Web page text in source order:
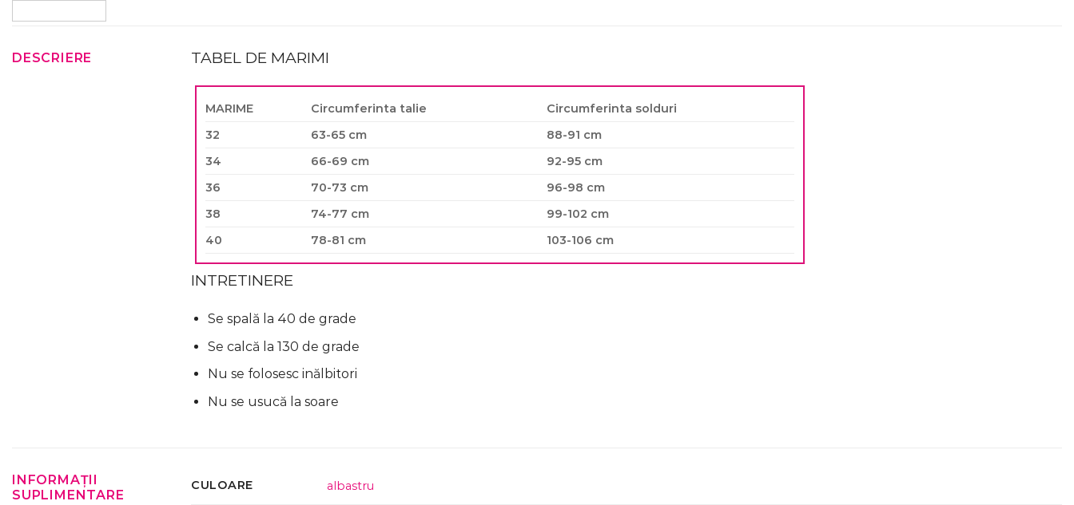
DESCRIERE TABEL DE MARIMI
MARIME Circumferinta talie
Circumferinta solduri
32
63-65 cm
88-91 cm
34
66-69 cm
92-95 cm
36
70-73 cm
96-98 cm
38
74-77 cm
99-102 cm
40
78-81 cm 103-106 cm
INTRETINERE
Se spală la 40 de grade
Se calcă la 130 de grade
Nu se folosesc inălbitori
Nu se usucă la soare
INFORMAȚII
SUPLIMENTARE
CULOARE albastru